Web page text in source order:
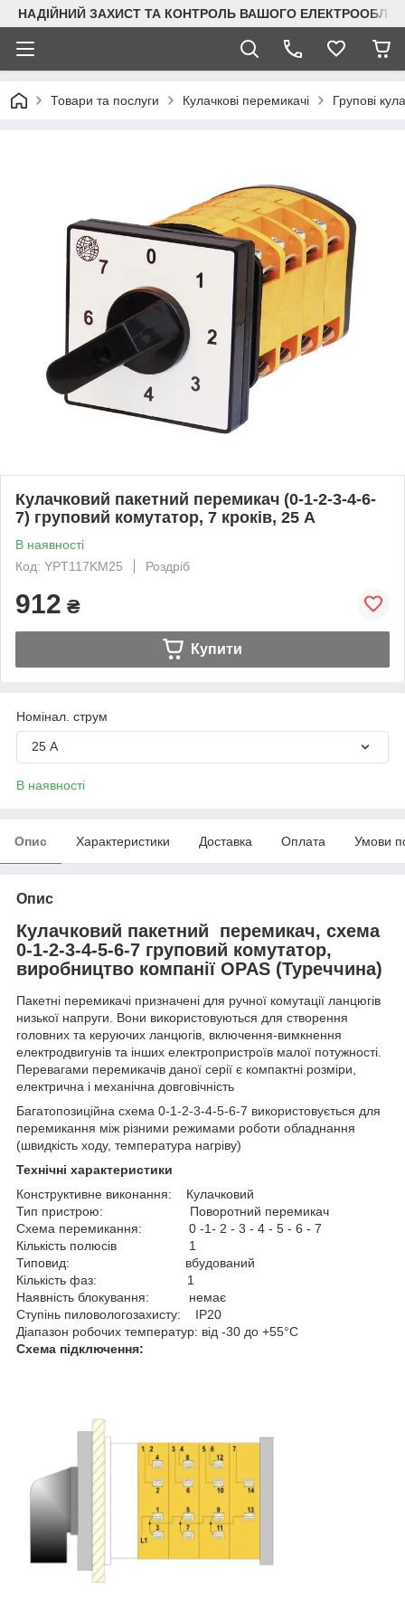
НАДІЙНИЙ ЗАХИСТ ТА КОНТРОЛЬ ВАШОГО
Товари та послуги Кулачкові перемикачі Групові
Кулачковий пакетний перемикач (0-1-2-3-4-6-
7) груповий комутатор, 7 кроків, 25 А
В наявності
Код: YPT117KM25
Роздріб
912 ₴
Купити
Номінал. струм
25 А
В наявності
Опис Характеристики Доставка Оплата Умови
Опис
Кулачковий пакетний перемикач, схема
0-1-2-3-4-5-6-7 груповий комутатор,
виробництво компанії OPAS (Туреччина)
Пакетні перемикачі призначені для ручної комутації ланцюгів
низької напруги. Вони використовуються для створення
головних та керуючих ланцюгів, включення-вимкнення
електродвигунів та інших електропристроїв малої потужності.
Перевагами перемикачів даної серії є компактні розміри,
електрична і механічна довговічність
Багатопозиційна схема 0-1-2-3-4-5-6-7 використовується для
перемикання між різними режимами роботи обладнання
(швидкість ходу, температура нагріву)
Технічні характеристики
Конструктивне виконання: Кулачковий
Тип пристрою: Поворотний перемикач
Схема перемикання: 0 -1- 2 - 3 - 4 - 5 - 6 - 7
Кількість полюсів 1
Типовид: вбудований
Кількість фаз: 1
Наявність блокування: немає
Ступінь пиловологозахисту: IP20
Діапазон робочих температур: від -30 до +55°С
Схема підключення: